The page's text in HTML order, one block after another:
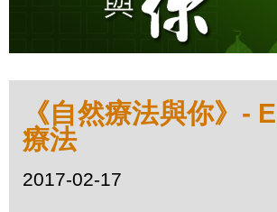
《自然療法與你》-
療法
2017-02-17